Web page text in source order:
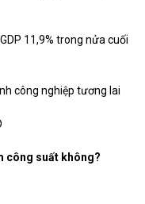
11,9% trong nửa cuối
công nghiệp tương lai
công suất không?